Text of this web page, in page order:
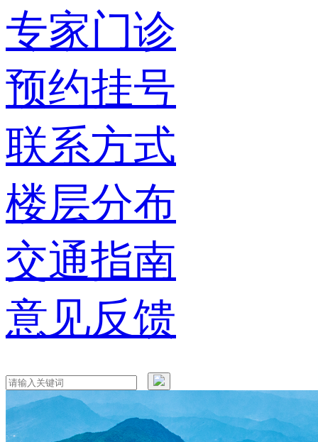
专家门诊
预约挂号
联系方式
楼层分布
交通指南
意见反馈